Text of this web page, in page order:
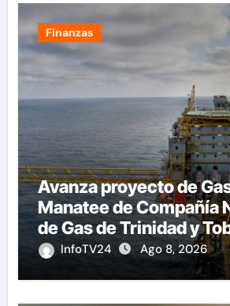
Finanzas
Avanza proyecto de
Manatee de Compañía
de Gas de Trinidad y
InfoTV24 Ago 8, 2026